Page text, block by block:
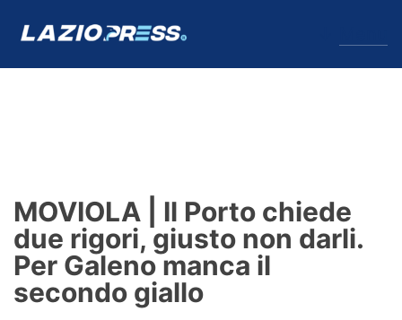
Formello
Infortuni
Primavera
MOVIOLA | Il Porto chiede
due rigori, giusto non darli.
Per Galeno manca il
secondo giallo